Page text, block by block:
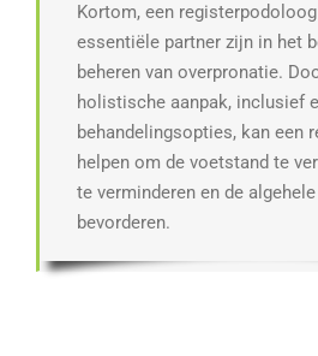
Kortom, een
essentiële partner zijn in het
beheren van overpronatie.
holistische aanpak, inclusief
behandelingsopties, kan een
helpen om de voetstand te
te verminderen en de
bevorderen.